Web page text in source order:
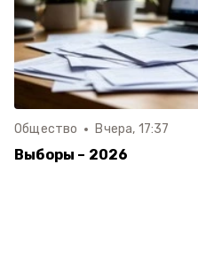
Общество Вчера, 17:37
Выборы – 2026